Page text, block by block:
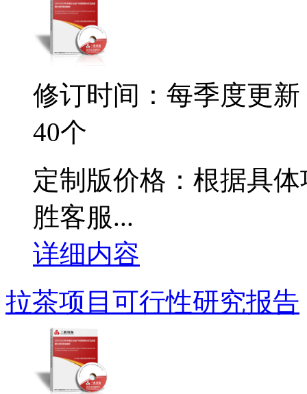
修订时间：每季度更新
40个
定制版价格：根据具
胜客服...
详细内容
拉茶项目可行性研究报告